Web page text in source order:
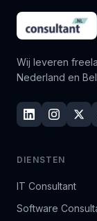
Wij leveren
Nederland en
DIENSTEN
IT Consultant
Software